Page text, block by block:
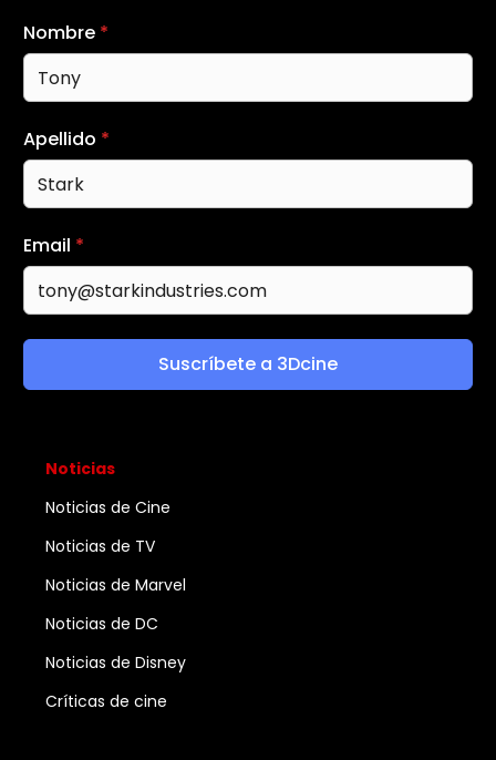
Nombre *
Apellido *
Email *
Suscríbete a 3Dcine
Noticias
Noticias de Cine
Noticias de TV
Noticias de Marvel
Noticias de DC
Noticias de Disney
Críticas de cine